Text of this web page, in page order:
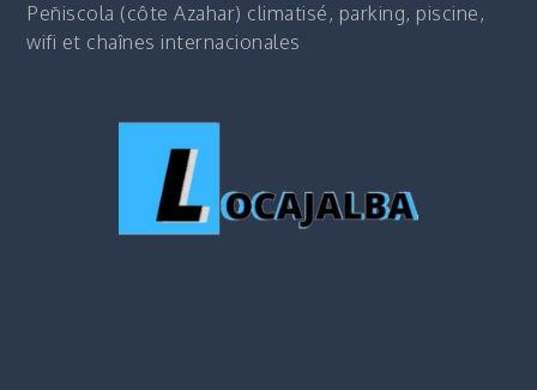
Peñiscola (côte Azahar) climatisé, parking, piscine,
wifi et chaînes internacionales